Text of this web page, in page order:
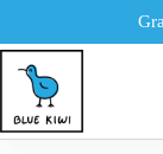
Przejdź
treści